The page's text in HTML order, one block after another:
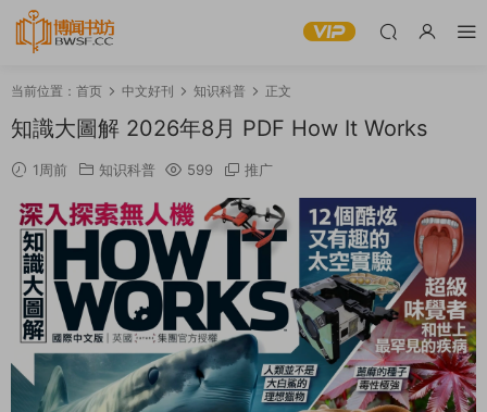
当前位置： 首页 中文好刊 知识科普 正文
知識大圖解 2026年8月 PDF How It Works
1周前 知识科普 599 推广